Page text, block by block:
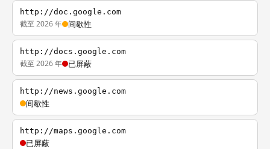
http://doc.google.com
截至 2026 年 间歇性
http://docs.google.com
截至 2026 年 已屏蔽
http://news.google.com
间歇性
http://maps.google.com
已屏蔽